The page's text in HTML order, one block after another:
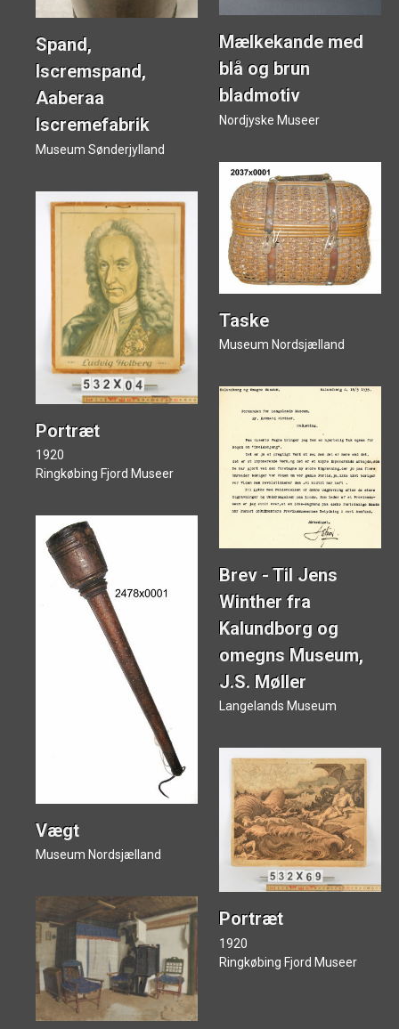
Spand,
Iscremspand,
Aaberaa
Iscremefabrik
Museum Sønderjylland
Portræt
1920
Ringkøbing Fjord Museer
Vægt
Museum Nordsjælland
Mælkekande med
blå og brun
bladmotiv
Nordjyske Museer
Taske
Museum Nordsjælland
Brev - Til Jens
Winther fra
Kalundborg og
omegns Museum,
J.S. Møller
Langelands Museum
Portræt
1920
Ringkøbing Fjord Museer